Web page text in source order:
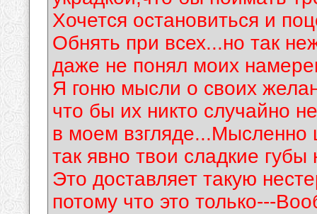
Хочется остановиться и
Обнять при всех...но так
даже не понял моих
Я гоню мысли о своих
что бы их никто случайно
в моем
так явно твои сладкие губы
Это доставляет такую
потому что это только---